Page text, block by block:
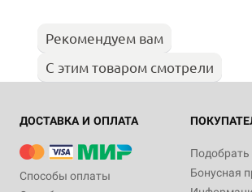
Рекомендуем вам
С этим товаром смотрели
ДОСТАВКА И ОПЛАТА
Способы оплаты
Подобрать
Бонусная